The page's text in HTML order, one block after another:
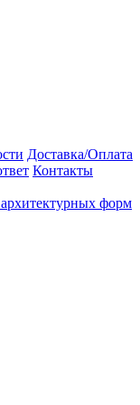
Доставка/Оплата
Контакты